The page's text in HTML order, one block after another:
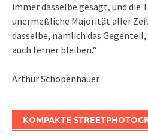
immer dasselbe gesagt, und die
unermeßliche Majorität aller
dasselbe, nämlich das
auch ferner bleiben.“
Arthur Schopenhauer
KOMPAKTE